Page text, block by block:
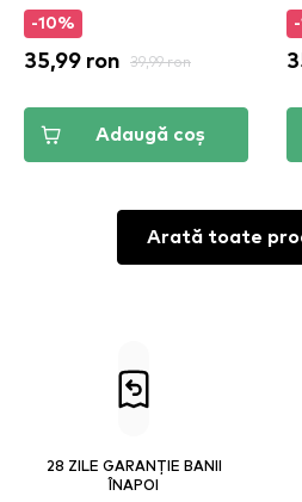
-10%
35,99 ron 39,99 ron
Adaugă coș
Arată toate
28 ZILE GARANȚIE BANII
ÎNAPOI